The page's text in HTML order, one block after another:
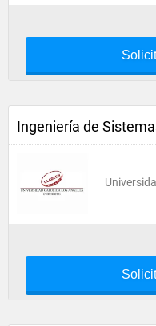
Ingeniería de